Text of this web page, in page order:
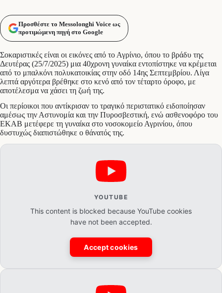
Προσθέστε το Messolonghi Voice ως
προτιμώμενη πηγή στο Google
Σοκαριστικές είναι οι εικόνες από το Αγρίνιο, όπου το βράδυ της
Δευτέρας (25/7/2025) μια 40χρονη γυναίκα εντοπίστηκε να κρέμεται
από το μπαλκόνι πολυκατοικίας στην οδό 14ης Σεπτεμβρίου. Λίγα
λεπτά αργότερα βρέθηκε στο κενό από τον τέταρτο όροφο, με
αποτέλεσμα να χάσει τη ζωή της.
Οι περίοικοι που αντίκρισαν το τραγικό περιστατικό ειδοποίησαν
αμέσως την Αστυνομία και την Πυροσβεστική, ενώ ασθενοφόρο του
ΕΚΑΒ μετέφερε τη γυναίκα στο νοσοκομείο Αγρινίου, όπου
δυστυχώς διαπιστώθηκε ο θάνατός της.
YOUTUBE
This content is blocked because YouTube cookies
have not been accepted.
Accept cookies